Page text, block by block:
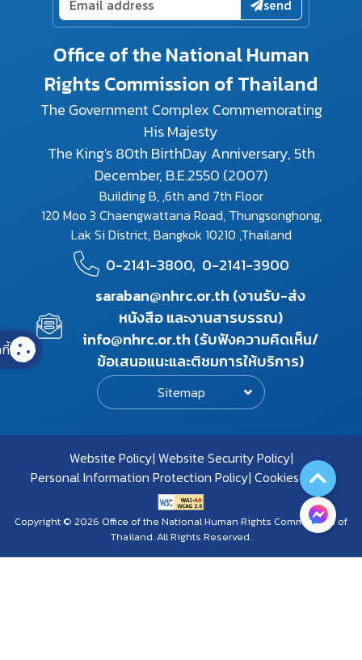
Office of the National Human
Rights Commission of Thailand
The Government Complex Commemorating
His Majesty
The King's 80th BirthDay Anniversary, 5th
December, B.E.2550 (2007)
Building B, ,6th and 7th Floor
120 Moo 3 Chaengwattana Road, Thungsonghong,
Lak Si District, Bangkok 10210 ,Thailand
0-2141-3800, 0-2141-3900
saraban@nhrc.or.th (งานรับ-ส่ง
หนังสือ และงานสารบรรณ)
info@nhrc.or.th (รับฟังความคิดเห็น/
ข้อเสนอแนะและติชมการให้บริการ)
Sitemap
send
Website Policy Website Security Policy
Personal Information Protection Policy Cookies Policy
Copyright © 2026 Office of the National Human Rights Commission of
Thailand. All Rights Reserved.